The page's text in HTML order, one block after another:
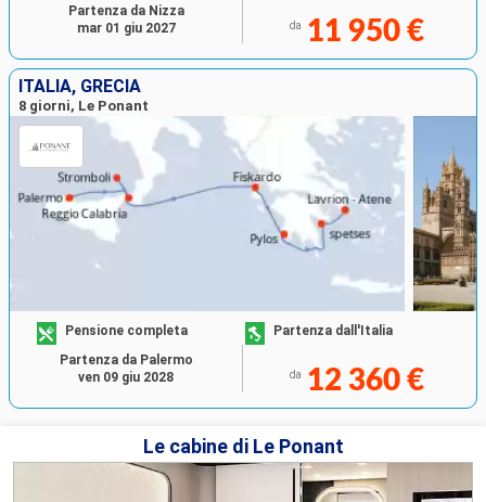
da 11 950 €
Partenza da Nizza
mar 01 giu 2027
ITALIA, GRECIA
8 giorni, Le Ponant
Pensione completa Partenza dall'Italia
da 12 360 €
Partenza da Palermo
ven 09 giu 2028
Le cabine di Le Ponant